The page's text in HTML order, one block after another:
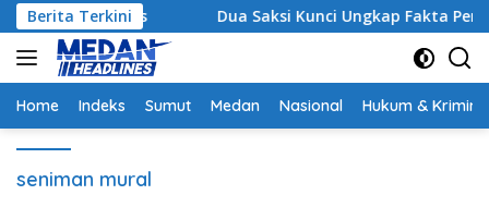
Langsung
ke
konten
Berita Terkini
Strategis Dua Saksi Kunci Ungkap Fakta
Home Indeks Sumut Medan Nasional Hukum &
seniman mural